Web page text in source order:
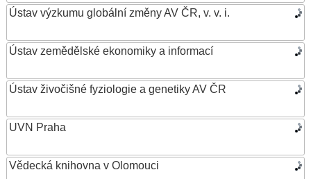
Ústav výzkumu globální změny AV ČR, v. v. i.
Ústav zemědělské ekonomiky a informací
Ústav živočišné fyziologie a genetiky AV ČR
UVN Praha
Vědecká knihovna v Olomouci